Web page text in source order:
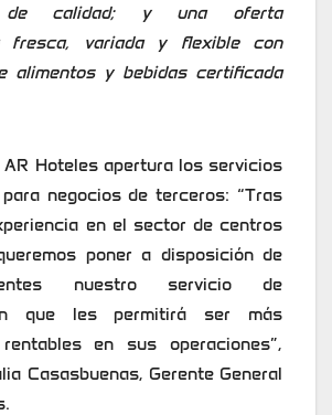
de calidad; y una oferta
fresca, variada y flexible con
alimentos y bebidas certificada
Hoteles apertura los servicios
negocios de terceros: “Tras
en el sector de centros
poner a disposición de
nuestro servicio de
que les permitirá ser más
en sus operaciones”,
Casasbuenas, Gerente General